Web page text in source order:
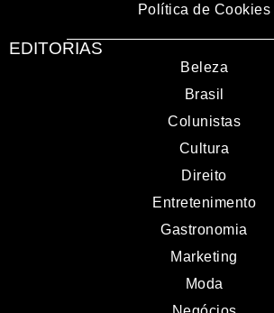
Política de Cookies
EDITORIAS
Beleza
Brasil
Colunistas
Cultura
Direito
Entretenimento
Gastronomia
Marketing
Moda